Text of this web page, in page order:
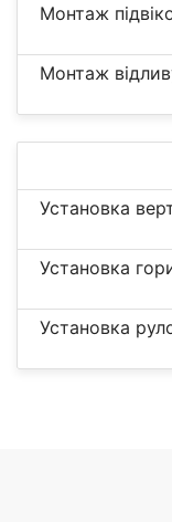
Монтаж
Монтаж
Установка
Установка
Установка